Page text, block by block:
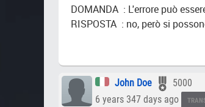
DOMANDA : L'errore può
RISPOSTA : no, però si
John Doe
5000
6 years 347 days ago